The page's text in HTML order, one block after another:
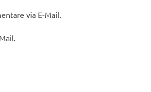
via E-Mail.